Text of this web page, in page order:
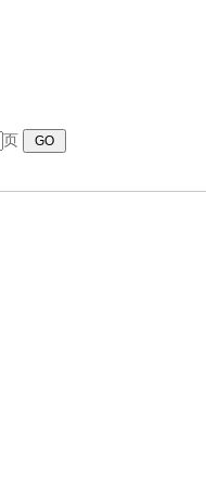
页